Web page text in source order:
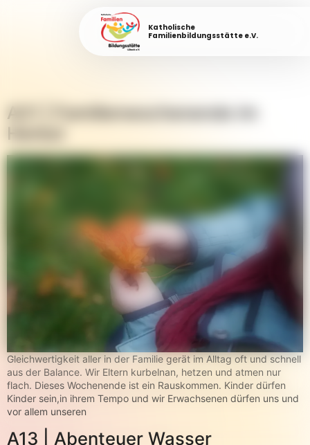
Katholische
Familienbildungsstätte e.V.
A21 | Familienwochenende im
Herbst
Gleichwertigkeit aller in der Familie gerät im Alltag oft und schnell
aus der Balance. Wir Eltern kurbelnan, hetzen und atmen nur
flach. Dieses Wochenende ist ein Rauskommen. Kinder dürfen
Kinder sein,in ihrem Tempo und wir Erwachsenen dürfen uns und
vor allem unseren
A13 | Abenteuer Wasser